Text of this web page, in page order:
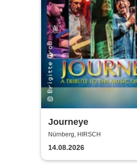
Journeye
Nürnberg, HIRSCH
14.08.2026